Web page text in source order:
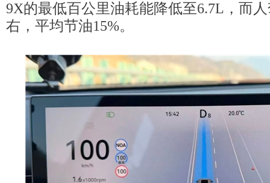
9X的最低百公里油耗能降低至6.7L，而
右，平均节油15%。